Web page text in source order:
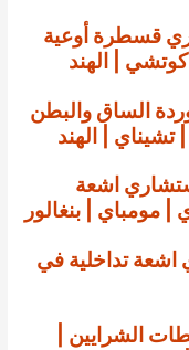
قسطرة أوعية
| الهند
الساق والبطن
تشيناي | الهند
اشعة
| مومباي | بنغالور
تداخلية في
الشرايين |